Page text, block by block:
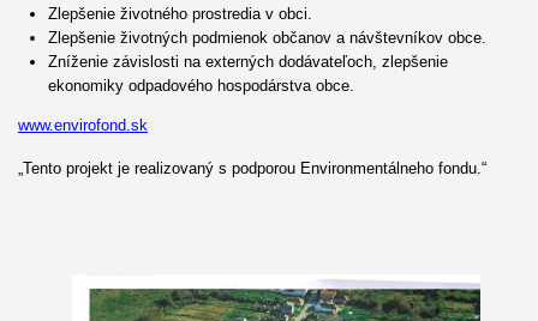
Zlepšenie životného prostredia v obci.
Zlepšenie životných podmienok občanov a návštevníkov obce.
Zníženie závislosti na externých dodávateľoch, zlepšenie
ekonomiky odpadového hospodárstva obce.
www.envirofond.sk
„Tento projekt je realizovaný s podporou Environmentálneho fondu.“